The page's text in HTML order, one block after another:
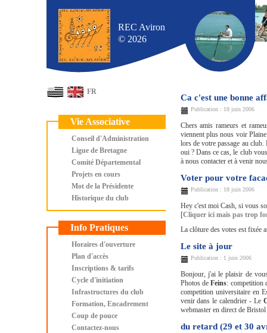
REC Aviron
© 2026
Ca c'est une bonne
Publication : 18 juin 2006
Chers amis rameurs et
viennent plus nous voir
lors de votre passage au
oui ? Dans ce cas, le club
à nous contacter et à venir
Voter pour votre
Publication : 18 juin 2006
Hey c'est moi Cash, si vous
[Cliquer ici mais pas trop
La clôture des votes est fixée
Le site à jour
Publication : 1 juin 2006
Bonjour, j'ai le plaisir de
Photos deFeins: competition
competition universitaire en
venir dans le calendrier - Le
webmaster en direct de Bristol
du retard (29 et 30
FR
Vie Associative
Conseil d'Administration
Ligue de Bretagne
Comité Départemental
Projets en cours
Mot de la Présidente
Historique du club
Info Pratiques
Horaires d'ouverture
Plan d'accès
Inscriptions & tarifs
Cycle d'initiation
Infrastructures du club
Formation, Encadrement
Coup de pouce
Contactez-nous